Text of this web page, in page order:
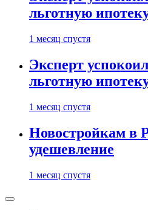
льготную
1 месяц спустя
Эксперт
льготную
1 месяц спустя
Новостройкам в
удешевление
1 месяц спустя